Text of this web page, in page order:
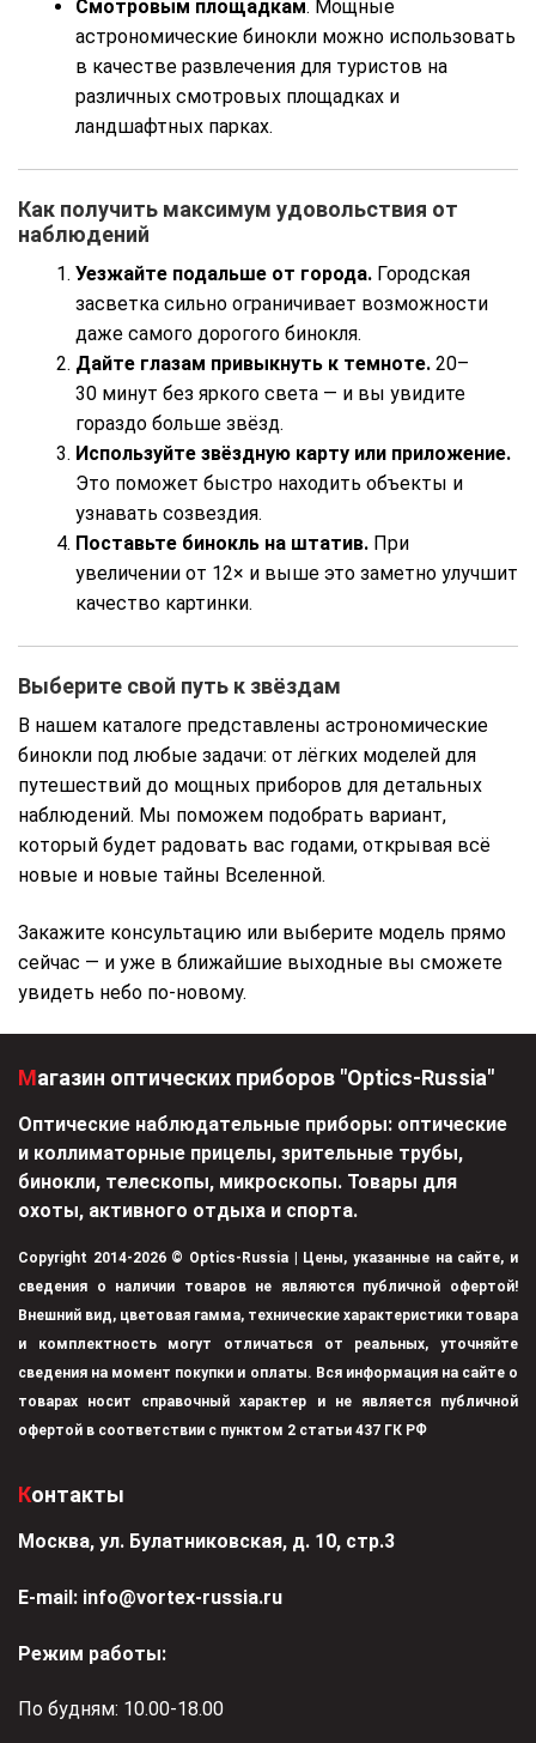
Смотровым площадкам. Мощные
астрономические бинокли можно использовать
в качестве развлечения для туристов на
различных смотровых площадках и
ландшафтных парках.
Как получить максимум удовольствия от
наблюдений
Уезжайте подальше от города. Городская
засветка сильно ограничивает возможности
даже самого дорогого бинокля.
Дайте глазам привыкнуть к темноте. 20–
30 минут без яркого света — и вы увидите
гораздо больше звёзд.
Используйте звёздную карту или приложение.
Это поможет быстро находить объекты и
узнавать созвездия.
Поставьте бинокль на штатив. При
увеличении от 12× и выше это заметно улучшит
качество картинки.
Выберите свой путь к звёздам
В нашем каталоге представлены астрономические
бинокли под любые задачи: от лёгких моделей для
путешествий до мощных приборов для детальных
наблюдений. Мы поможем подобрать вариант,
который будет радовать вас годами, открывая всё
новые и новые тайны Вселенной.
Закажите консультацию или выберите модель прямо
сейчас — и уже в ближайшие выходные вы сможете
увидеть небо по-новому.
Магазин оптических приборов "Optics-Russia"
Оптические наблюдательные приборы: оптические
и коллиматорные прицелы, зрительные трубы,
бинокли, телескопы, микроскопы. Товары для
охоты, активного отдыха и спорта.
Copyright 2014-2026 © Optics-Russia | Цены, указанные на сайте, и
сведения о наличии товаров не являются публичной офертой!
Внешний вид, цветовая гамма, технические характеристики товара
и комплектность могут отличаться от реальных, уточняйте
сведения на момент покупки и оплаты. Вся информация на сайте о
товарах носит справочный характер и не является публичной
офертой в соответствии с пунктом 2 статьи 437 ГК РФ
Контакты
Москва, ул. Булатниковская, д. 10, стр.3
Е-mail: info@vortex-russia.ru
Режим работы:
По будням: 10.00-18.00